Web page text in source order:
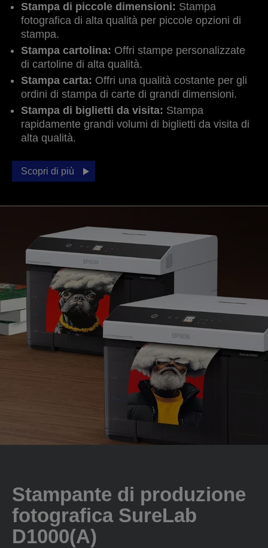
Stampa di piccole dimensioni: Stampa
fotografica di alta qualità per piccole opzioni di
stampa.
Stampa cartolina: Offri stampe personalizzate
di cartoline di alta qualità.
Stampa carta: Offri una qualità costante per gli
ordini di stampa di carte di grandi dimensioni.
Stampa di biglietti da visita: Stampa
rapidamente grandi volumi di biglietti da visita di
alta qualità.
Scopri di più
Stampante di produzione
fotografica SureLab
D1000(A)